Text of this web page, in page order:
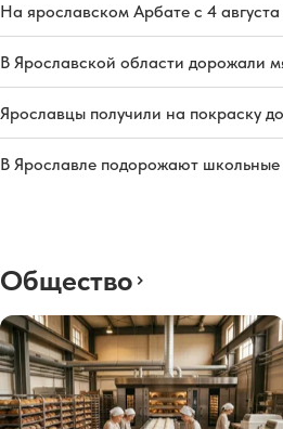
На ярославском Арбате с 4
В Ярославской области дорожали
Ярославцы получили на покраску
В Ярославле подорожают школьные
Общество